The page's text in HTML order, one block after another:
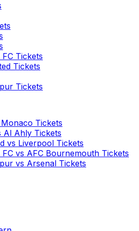
Tickets
Tickets
Tickets
Tickets
Al Ahly Tickets
vs Liverpool Tickets
vs AFC Bournemouth Tickets
vs Arsenal Tickets